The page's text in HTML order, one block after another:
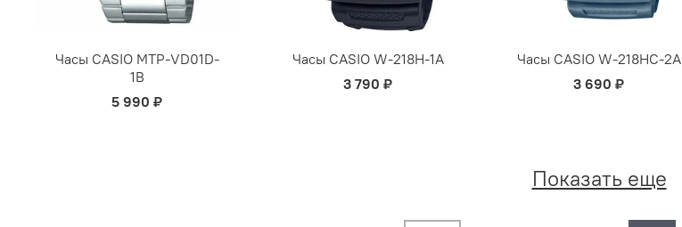
Часы CASIO MTP-VD01D-
1B
5 990 ₽
Часы CASIO W-218Н-1А
3 790 ₽
Часы CASIO W-218НC-2А
3 690 ₽
Показать еще